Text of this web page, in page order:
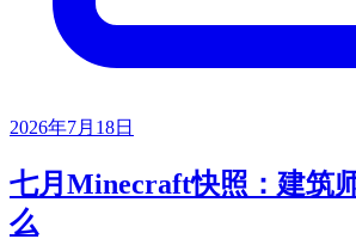
2026年7月18日
七月Minecraft快照：建筑
么